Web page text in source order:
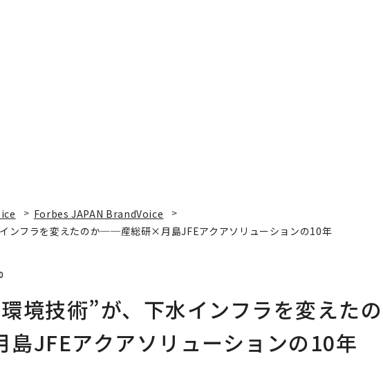
Forbes JAPAN BrandVoice
ンフラを変えたのか──産総研×月島JFEアクアソリューションの10年
境技術”が、下水インフラを変えたの
JFEアクアソリューションの10年